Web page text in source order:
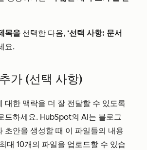
목을 선택한 다음, ‘선택 사항: 문서
요.
가 (선택 사항)
대한 맥락을 더 잘 전달할 수 있도록
드하세요. HubSpot의 AI는 블로그
초안을 생성할 때 이 파일들의 내용
대 10개의 파일을 업로드할 수 있습